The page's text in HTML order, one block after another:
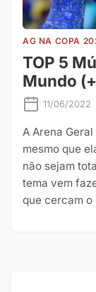
AG NA COPA
TOP 5
Mundo
11/06/2022
A Arena
mesmo que
não sejam
tema vem
que cercam o